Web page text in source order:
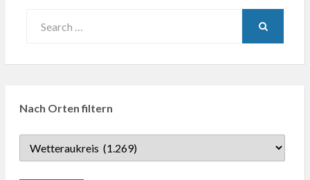
for:
Nach Orten filtern